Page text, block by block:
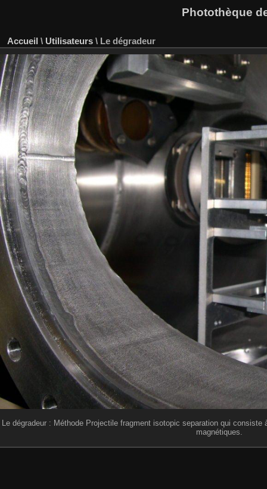
Photothèque
Accueil \ Utilisateurs \ Le dégradeur
Le dégradeur : Méthode Projectile fragment isotopic separation qui
magnétiques.